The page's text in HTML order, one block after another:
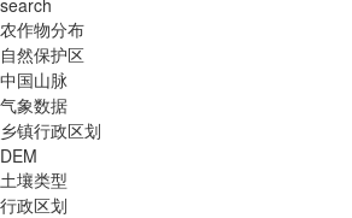
农作物分布
自然保护区
中国山脉
气象数据
乡镇行政区划
DEM
土壤类型
行政区划